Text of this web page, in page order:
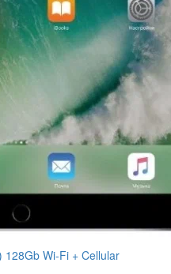
Wi-Fi + Cellular